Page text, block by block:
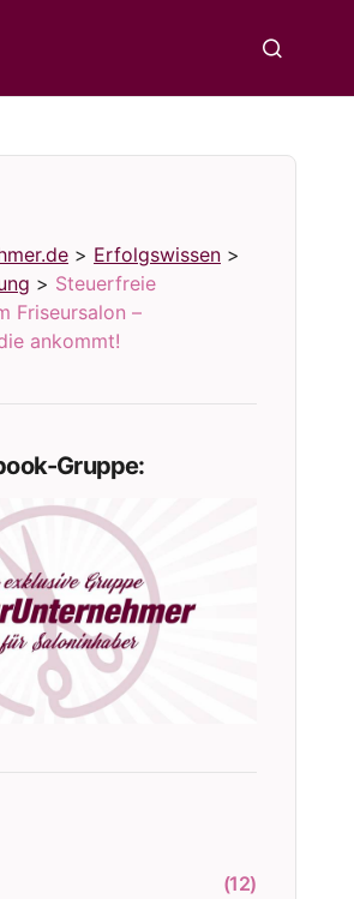
> Erfolgswissen >
> Steuerfreie
Friseursalon –
ankommt!
Gruppe:
(12)